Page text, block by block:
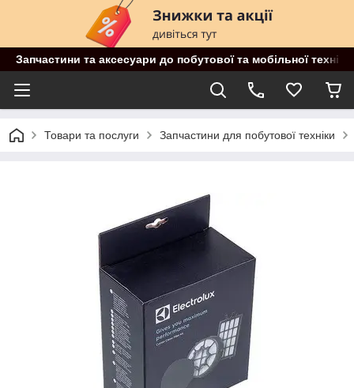
Запчастини та аксесуари до побутової та мобільної
Товари та послуги Запчастини для побутової техніки